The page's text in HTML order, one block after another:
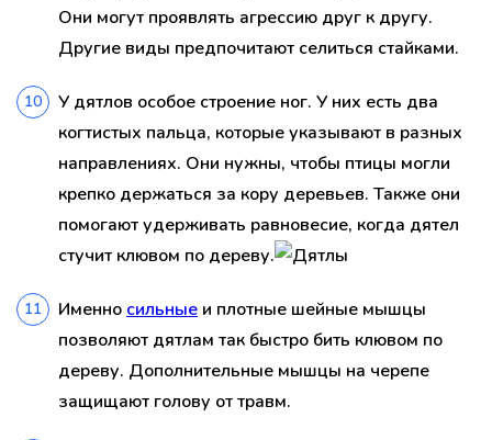
Они могут проявлять агрессию друг к другу.
Другие виды предпочитают селиться стайками.
У дятлов особое строение ног. У них есть два
когтистых пальца, которые указывают в разных
направлениях. Они нужны, чтобы птицы могли
крепко держаться за кору деревьев. Также они
помогают удерживать равновесие, когда дятел
стучит клювом по дереву.
Именно сильные и плотные шейные мышцы
позволяют дятлам так быстро бить клювом по
дереву. Дополнительные мышцы на черепе
защищают голову от травм.